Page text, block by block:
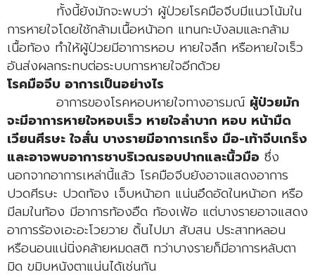
ทั้งนี้ยังมักจะพบว่า ผู้ป่วยโรคมือจีบมีแนวโน้มใน
การหายใจโดยใช้กล้ามเนื้อหน้าอก แทนกะบังลมและกล้าม
เนื้อท้อง ทำให้ผู้ป่วยมีอาการหอบ หายใจลึก หรือหายใจเร็ว
อันส่งผลกระทบต่อระบบการหายใจอีกด้วย
โรคมือจีบ อาการเป็นอย่างไร
อาการของโรคหอบหายใจทางอารมณ์ ผู้ป่วยมัก
จะมีอาการหายใจหอบเร็ว หายใจลำบาก หอบ หน้ามืด
เวียนศีรษะ ใจสั่น บางรายมีอาการเกร็ง มือ-เท้าจีบเกร็ง
และอาจพบอาการชาบริเวณรอบปากและนิ้วมือ ซึ่ง
นอกจากอาการเหล่านี้แล้ว โรคมือจีบยังอาจแสดงอาการ
ปวดศีรษะ ปวดท้อง เจ็บหน้าอก แน่นอึดอัดในหน้าอก หรือ
มีลมในท้อง มีอาการท้องอืด ท้องเฟ้อ แต่บางรายอาจแสดง
อาการร้องเอะอะโวยวาย ดิ้นไปมา สับสน ประสาทหลอน
หรือนอนแน่นิ่งคล้ายหมดสติ ทว่าบางรายก็มีอาการหลับตา
มิด ขมิบหนังตาแน่นได้เช่นกัน